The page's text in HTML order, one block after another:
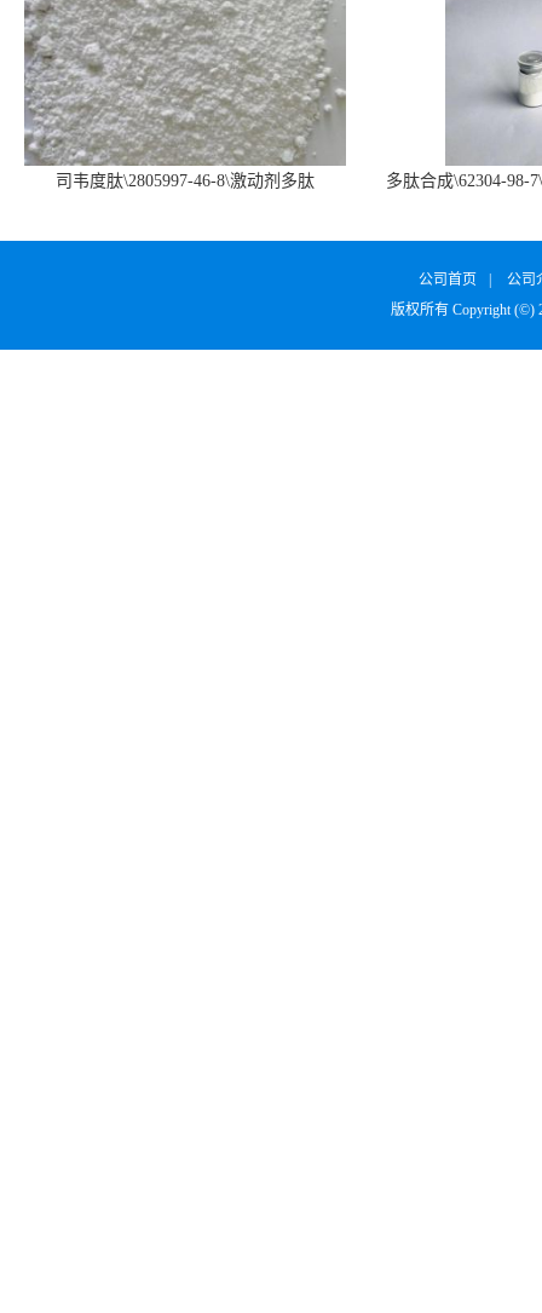
司韦度肽\2805997-46-8\激动剂多肽
多肽合成\62304-98-
公司首页
公司
版权所有 Copyright (©)